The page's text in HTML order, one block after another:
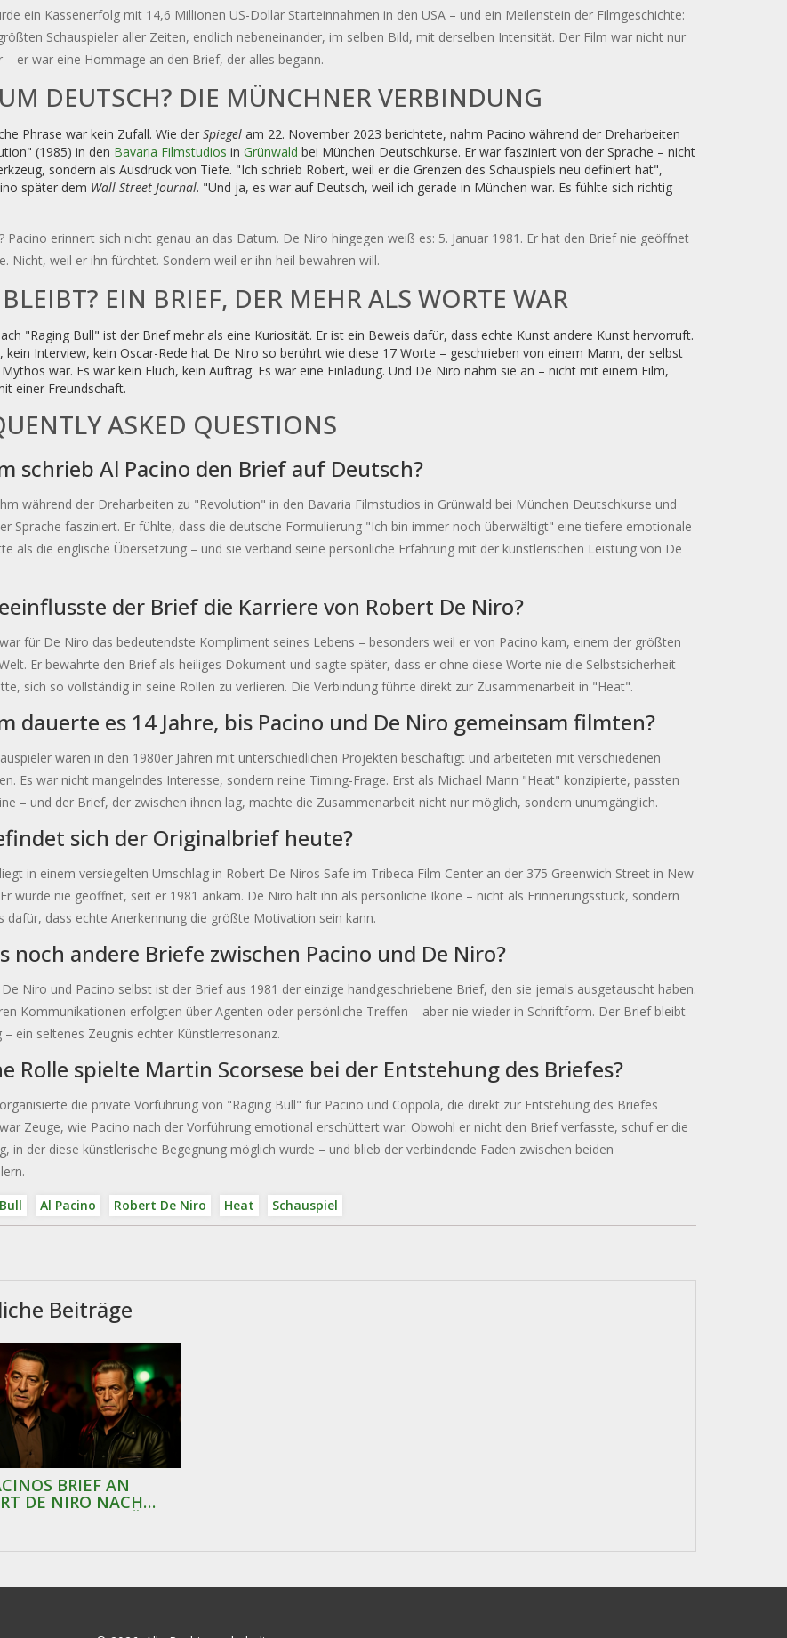
ein Kassenerfolg mit 14,6 Millionen US-Dollar Starteinnahmen in den USA – und ein Meilenstein der Filmgeschichte:
Schauspieler aller Zeiten, endlich nebeneinander, im selben Bild, mit derselben Intensität. Der Film war nicht nur
– er war eine Hommage an den Brief, der alles begann.
DEUTSCH? DIE MÜNCHNER VERBINDUNG
Phrase war kein Zufall. Wie der Spiegelam 22. November 2023 berichtete, nahm Pacino während der Dreharbeiten
(1985) in den Bavaria Filmstudios in Grünwald bei München Deutschkurse. Er war fasziniert von der Sprache – nicht
sondern als Ausdruck von Tiefe. "Ich schrieb Robert, weil er die Grenzen des Schauspiels neu definiert hat",
später dem Wall Street Journal. "Und ja, es war auf Deutsch, weil ich gerade in München war. Es fühlte sich richtig
Pacino erinnert sich nicht genau an das Datum. De Niro hingegen weiß es: 5. Januar 1981. Er hat den Brief nie geöffnet
Nicht, weil er ihn fürchtet. Sondern weil er ihn heil bewahren will.
EIN BRIEF, DER MEHR ALS WORTE WAR
"Raging Bull" ist der Brief mehr als eine Kuriosität. Er ist ein Beweis dafür, dass echte Kunst andere Kunst hervorruft.
kein Interview, kein Oscar-Rede hat De Niro so berührt wie diese 17 Worte – geschrieben von einem Mann, der selbst
war. Es war kein Fluch, kein Auftrag. Es war eine Einladung. Und De Niro nahm sie an – nicht mit einem Film,
einer Freundschaft.
ASKED QUESTIONS
schrieb Al Pacino den Brief auf Deutsch?
während der Dreharbeiten zu "Revolution" in den Bavaria Filmstudios in Grünwald bei München Deutschkurse und
Sprache fasziniert. Er fühlte, dass die deutsche Formulierung "Ich bin immer noch überwältigt" eine tiefere emotionale
als die englische Übersetzung – und sie verband seine persönliche Erfahrung mit der künstlerischen Leistung von De
der Brief die Karriere von Robert De Niro?
für De Niro das bedeutendste Kompliment seines Lebens – besonders weil er von Pacino kam, einem der größten
Er bewahrte den Brief als heiliges Dokument und sagte später, dass er ohne diese Worte nie die Selbstsicherheit
sich so vollständig in seine Rollen zu verlieren. Die Verbindung führte direkt zur Zusammenarbeit in "Heat".
dauerte es 14 Jahre, bis Pacino und De Niro gemeinsam filmten?
waren in den 1980er Jahren mit unterschiedlichen Projekten beschäftigt und arbeiteten mit verschiedenen
Es war nicht mangelndes Interesse, sondern reine Timing-Frage. Erst als Michael Mann "Heat" konzipierte, passten
– und der Brief, der zwischen ihnen lag, machte die Zusammenarbeit nicht nur möglich, sondern unumgänglich.
sich der Originalbrief heute?
in einem versiegelten Umschlag in Robert De Niros Safe im Tribeca Film Center an der 375 Greenwich Street in New
wurde nie geöffnet, seit er 1981 ankam. De Niro hält ihn als persönliche Ikone – nicht als Erinnerungsstück, sondern
dafür, dass echte Anerkennung die größte Motivation sein kann.
noch andere Briefe zwischen Pacino und De Niro?
Niro und Pacino selbst ist der Brief aus 1981 der einzige handgeschriebene Brief, den sie jemals ausgetauscht haben.
Kommunikationen erfolgten über Agenten oder persönliche Treffen – aber nie wieder in Schriftform. Der Brief bleibt
– ein seltenes Zeugnis echter Künstlerresonanz.
Rolle spielte Martin Scorsese bei der Entstehung des Briefes?
die private Vorführung von "Raging Bull" für Pacino und Coppola, die direkt zur Entstehung des Briefes
Zeuge, wie Pacino nach der Vorführung emotional erschüttert war. Obwohl er nicht den Brief verfasste, schuf er die
in der diese künstlerische Begegnung möglich wurde – und blieb der verbindende Faden zwischen beiden
Al Pacino Robert De Niro Heat Schauspiel
Beiträge
BRIEF AN
DE NIRO NACH